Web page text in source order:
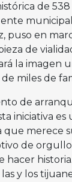
de
puso en
de
la imagen
miles de
de
iniciativa es
que merece
de
historia.
y los